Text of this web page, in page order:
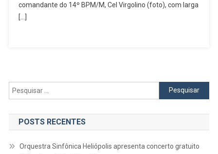
comandante do 14º BPM/M, Cel Virgolino (foto), com larga
[…]
Pesquisar
por:
POSTS RECENTES
Orquestra Sinfônica Heliópolis apresenta concerto gratuito